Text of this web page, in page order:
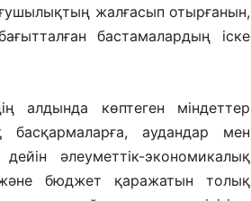
жалғасып отырғанын,
бастамалардың іске
алдында көптеген міндеттер
аудандар мен
әлеуметтік-экономикалық
бюджет қаражатын толық